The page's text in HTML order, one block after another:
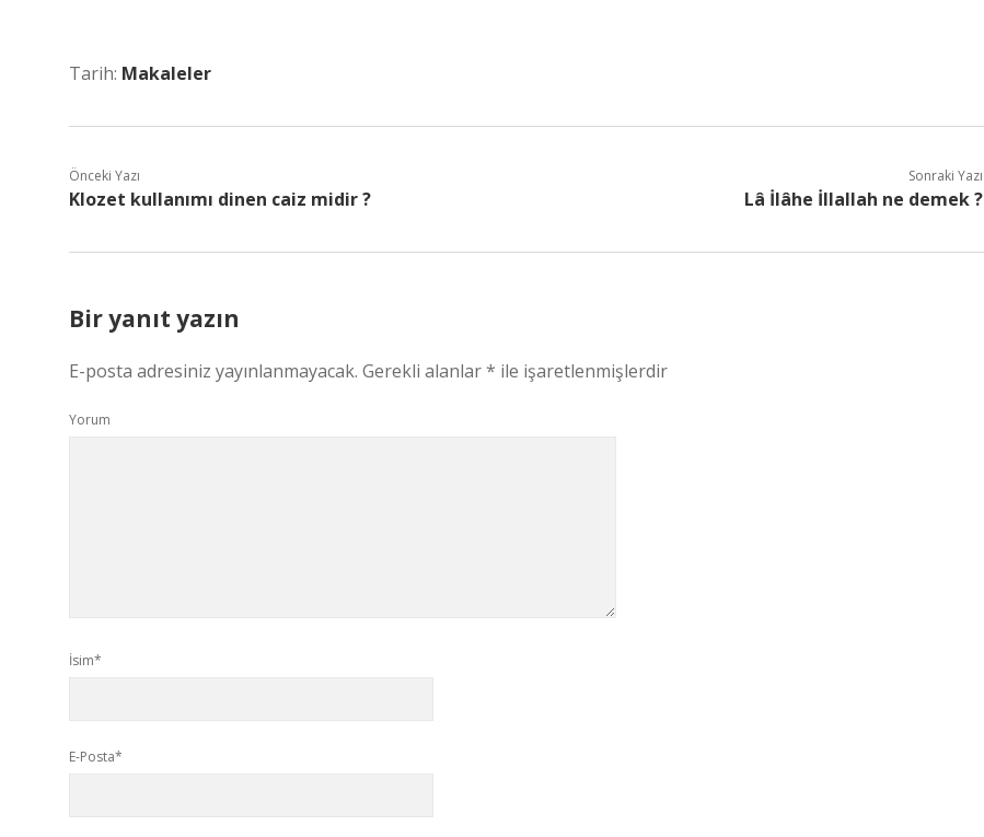
Tarih: Makaleler
Önceki Yazı
Klozet kullanımı dinen caiz midir ?
Sonraki Yazı
Lâ İlâhe İllallah ne demek ?
Bir yanıt yazın
E-posta adresiniz yayınlanmayacak. Gerekli alanlar* ile işaretlenmişlerdir
Yorum
İsim*
E-Posta*